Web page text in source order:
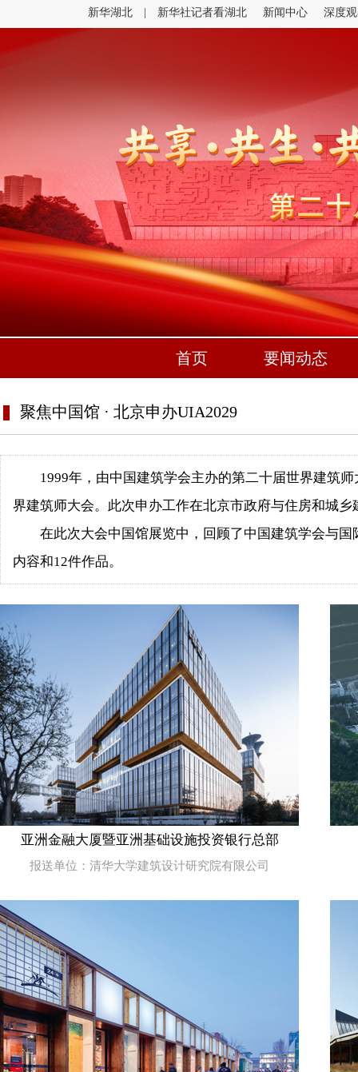
首页 要闻动态
聚焦中国馆 · 北京申办UIA2029
1999年，由中国建筑学会主办的第二十届世界建筑
界建筑师大会。此次申办工作在北京市政府与住房和城
在此次大会中国馆展览中，回顾了中国建筑学会与
内容和12件作品。
亚洲金融大厦暨亚洲基础设施投资银行总部
报送单位：清华大学建筑设计研究院有限公司